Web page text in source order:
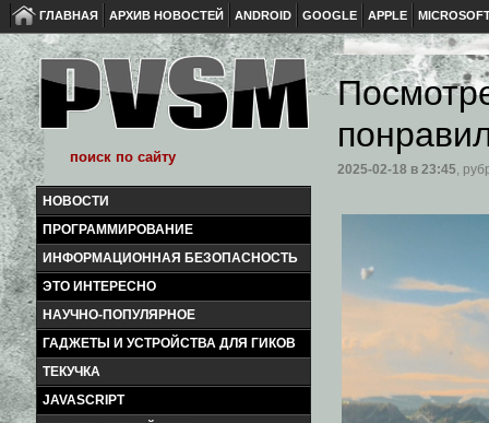
ГЛАВНАЯ АРХИВ НОВОСТЕЙ ANDROID GOOGLE APPLE
НОВОСТИ
ПРОГРАММИРОВАНИЕ
ИНФОРМАЦИОННАЯ БЕЗОПАСНОСТЬ
ЭТО ИНТЕРЕСНО
НАУЧНО-ПОПУЛЯРНОЕ
ГАДЖЕТЫ И УСТРОЙСТВА ДЛЯ ГИКОВ
ТЕКУЧКА
JAVASCRIPT
2025-02-18 в 23:45,